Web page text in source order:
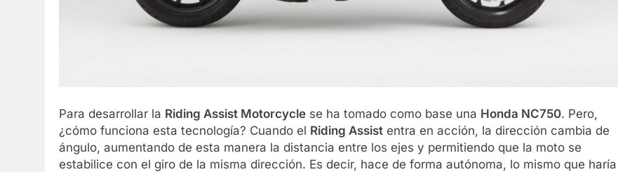
Para desarrollar la Riding Assist Motorcycle se ha tomado como base una Honda NC750. Pero,
¿cómo funciona esta tecnología? Cuando el Riding Assist entra en acción, la dirección cambia de
ángulo, aumentando de esta manera la distancia entre los ejes y permitiendo que la moto se
estabilice con el giro de la misma dirección. Es decir, hace de forma autónoma, lo mismo que haría